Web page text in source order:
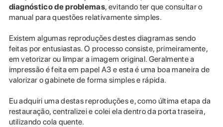
diagnóstico de problemas, evitando ter que consultar o
manual para questões relativamente simples.
Existem algumas reproduções destes diagramas sendo
feitas por entusiastas. O processo consiste, primeiramente,
em vetorizar ou limpar a imagem original. Geralmente a
impressão é feita em papel A3 e esta é uma boa maneira de
valorizar o gabinete de forma simples e rápida.
Eu adquiri uma destas reproduções e, como última etapa da
restauração, centralizei e colei ela dentro da porta traseira,
utilizando cola quente.